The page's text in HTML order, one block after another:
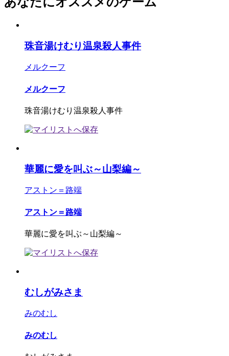
珠音湯けむり温泉殺人事件
メルクーフ
メルクーフ
珠音湯けむり温泉殺人事件
華麗に愛を叫ぶ～山梨編～
アストン＝路端
アストン＝路端
華麗に愛を叫ぶ～山梨編～
むしがみさま
みのむし
みのむし